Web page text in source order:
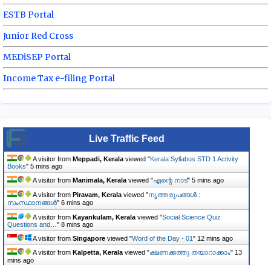
ESTB Portal
Junior Red Cross
MEDiSEP Portal
Income Tax e-filing Portal
Live Traffic Feed
A visitor from Meppadi, Keralaviewed "Kerala Syllabus STD 1 Activity
Books" 5 mins ago
A visitor from Manimala, Keralaviewed "എന്റെ നാട്" 5 mins ago
A visitor from Piravam, Keralaviewed "നൃത്തരൂപങ്ങൾ :
സംസ്ഥാനങ്ങൾ" 6 mins ago
A visitor from Kayankulam, Keralaviewed "Social Science Quiz
Questions and…" 8 mins ago
A visitor from Singapore viewed "Word of the Day - 01" 12 mins ago
A visitor from Kalpetta, Keralaviewed "ക്ഷണക്കത്തു തയാറാക്കാം" 13
mins ago